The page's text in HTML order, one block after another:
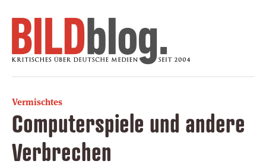
Vermischtes
Computerspiele und andere
Verbrechen